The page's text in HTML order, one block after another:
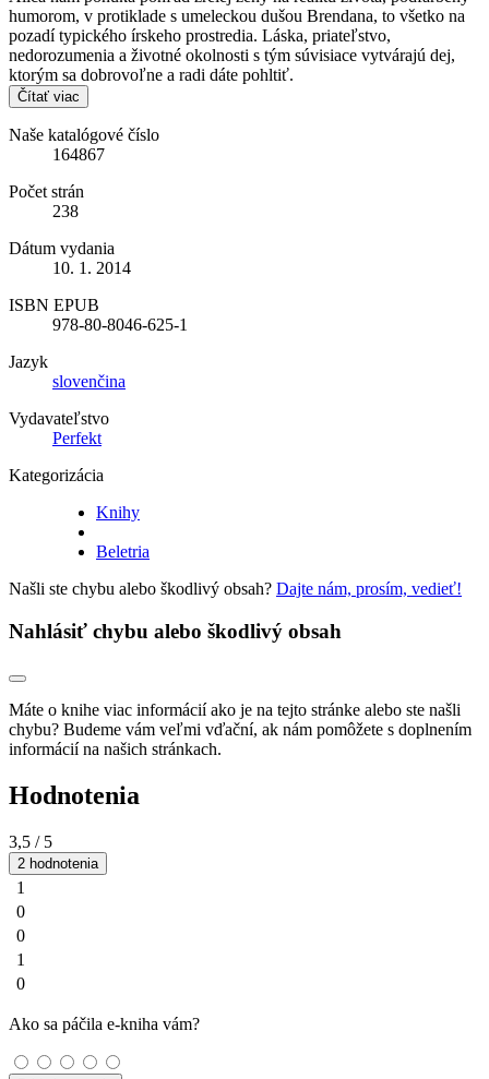
humorom, v protiklade s umeleckou dušou Brendana, to všetko na
pozadí typického írskeho prostredia. Láska, priateľstvo,
nedorozumenia a životné okolnosti s tým súvisiace vytvárajú dej,
ktorým sa dobrovoľne a radi dáte pohltiť.
Čítať viac
Naše katalógové číslo
164867
Počet strán
238
Dátum vydania
10. 1. 2014
ISBN EPUB
978-80-8046-625-1
Jazyk
slovenčina
Vydavateľstvo
Perfekt
Kategorizácia
Knihy
Beletria
Našli ste chybu alebo škodlivý obsah? Dajte nám, prosím, vedieť!
Nahlásiť chybu alebo škodlivý obsah
Máte o knihe viac informácií ako je na tejto stránke alebo ste našli
chybu? Budeme vám veľmi vďační, ak nám pomôžete s doplnením
informácií na našich stránkach.
Hodnotenia
3,5 / 5
2 hodnotenia
1
0
0
1
0
Ako sa páčila e-kniha vám?